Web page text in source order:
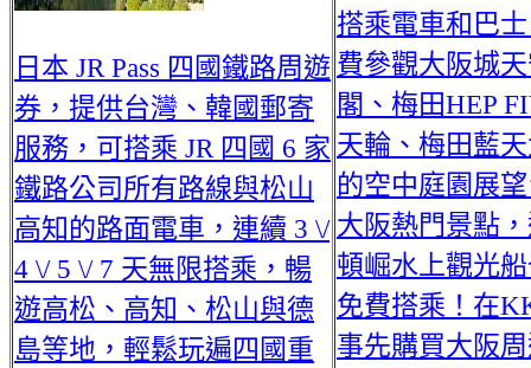
日本 JR Pass 四國鐵路周遊
券，提供台灣、韓國郵寄
服務，可搭乘 JR 四國 6 家
鐵路公司所有路線與松山
高知的路面電車，連續 3 \/
4 \/ 5 \/ 7 天無限搭乘，暢
遊高松、高知、松山與德
島等地，輕鬆玩遍四國重
搭乘電車和巴
費參觀大阪城
閣、梅田HEP
天輪、梅田藍
的空中庭園展
大阪熱門景點
頓崛水上觀光
免費搭乘！在
事先購買大阪